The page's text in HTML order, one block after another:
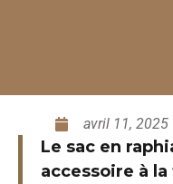
avril 11, 2025
Le sac en
accessoire à